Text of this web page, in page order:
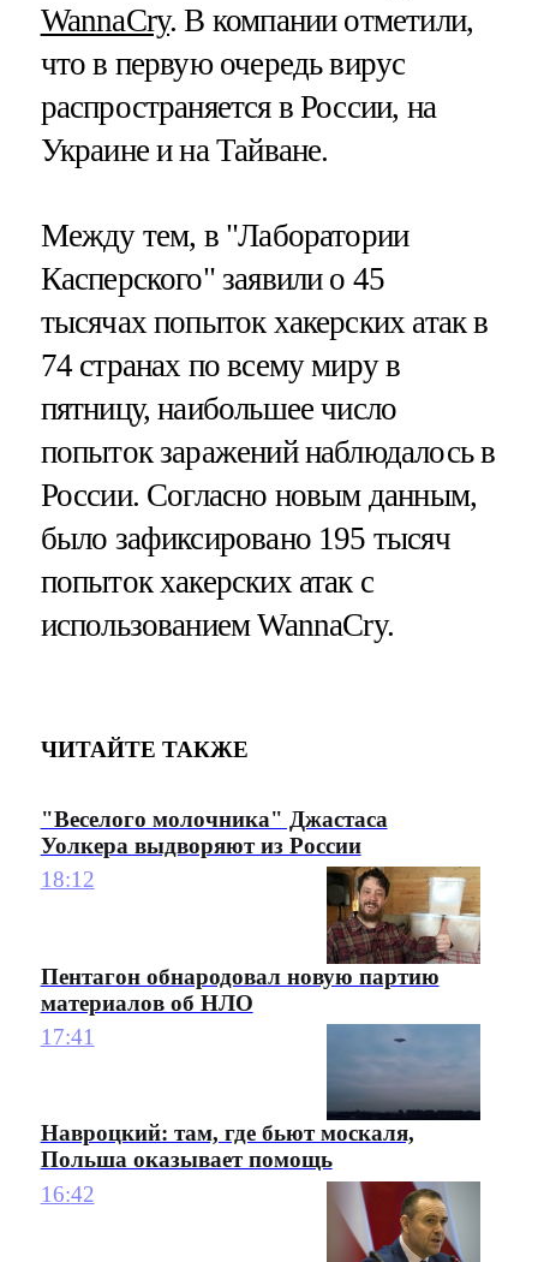
WannaCry. В компании отметили,
что в первую очередь вирус
распространяется в России, на
Украине и на Тайване.
Между тем, в "Лаборатории
Касперского" заявили о 45
тысячах попыток хакерских атак в
74 странах по всему миру в
пятницу, наибольшее число
попыток заражений наблюдалось в
России. Согласно новым данным,
было зафиксировано 195 тысяч
попыток хакерских атак с
использованием WannaCry.
ЧИТАЙТЕ ТАКЖЕ
"Веселого молочника" Джастаса
Уолкера выдворяют из России
18:12
Пентагон обнародовал новую партию
материалов об НЛО
17:41
Навроцкий: там, где бьют москаля,
Польша оказывает помощь
16:42